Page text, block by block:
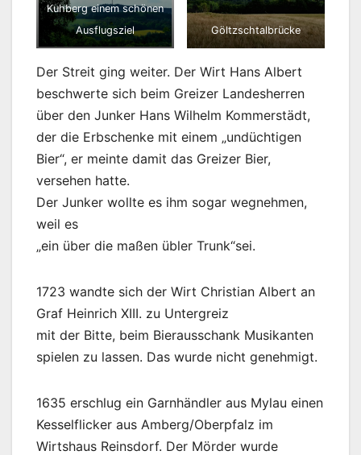
Kuhberg einem schönen
Ausflugsziel
Göltzschtalbrücke
Der Streit ging weiter. Der Wirt Hans Albert
beschwerte sich beim Greizer Landesherren
über den Junker Hans Wilhelm Kommerstädt,
der die Erbschenke mit einem „undüchtigen
Bier“, er meinte damit das Greizer Bier,
versehen hatte.
Der Junker wollte es ihm sogar wegnehmen,
weil es
„ein über die maßen übler Trunk“sei.
1723 wandte sich der Wirt Christian Albert an
Graf Heinrich XIII. zu Untergreiz
mit der Bitte, beim Bierausschank Musikanten
spielen zu lassen. Das wurde nicht genehmigt.
1635 erschlug ein Garnhändler aus Mylau einen
Kesselflicker aus Amberg/Oberpfalz im
Wirtshaus Reinsdorf. Der Mörder wurde